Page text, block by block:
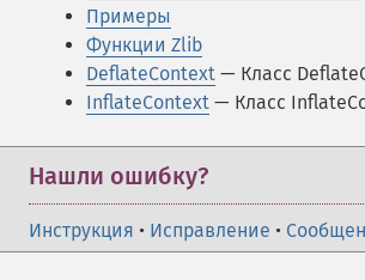
Примеры
Функции Zlib
DeflateContext — Класс
InflateContext — Класс
Нашли ошибку?
Инструкция • Исправление •